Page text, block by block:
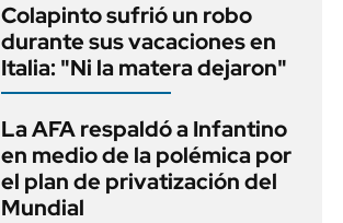
Colapinto sufrió un robo
durante sus vacaciones en
Italia: "Ni la matera dejaron"
La AFA respaldó a Infantino
en medio de la polémica por
el plan de privatización del
Mundial